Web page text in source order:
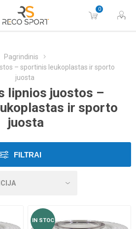
0
Pagrindinis
– sportinis leukoplastas ir sporto
juosta
lipnios juostos –
ir sporto
juosta
FILTRAI
IN STOC